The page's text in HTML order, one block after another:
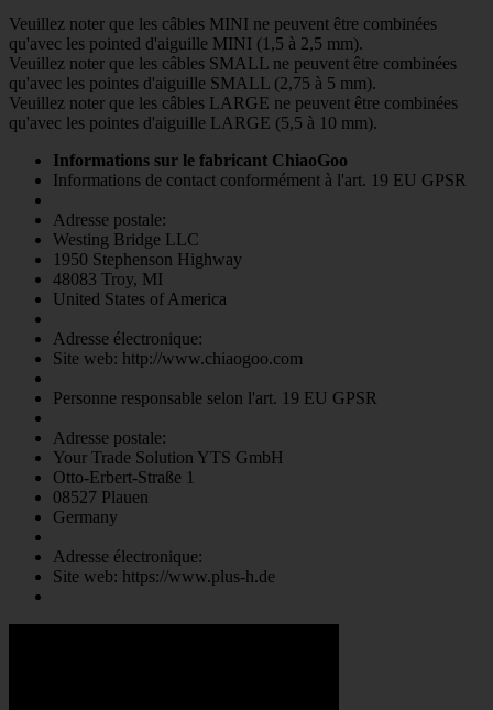
Veuillez noter que les câbles MINI ne peuvent être combinées
qu'avec les pointed d'aiguille MINI (1,5 à 2,5 mm).
Veuillez noter que les câbles SMALL ne peuvent être combinées
qu'avec les pointes d'aiguille SMALL (2,75 à 5 mm).
Veuillez noter que les câbles LARGE ne peuvent être combinées
qu'avec les pointes d'aiguille LARGE (5,5 à 10 mm).
Informations sur le fabricant ChiaoGoo
Informations de contact conformément à l'art. 19 EU GPSR
Adresse postale:
Westing Bridge LLC
1950 Stephenson Highway
48083 Troy, MI
United States of America
Adresse électronique:
Site web: http://www.chiaogoo.com
Personne responsable selon l'art. 19 EU GPSR
Adresse postale:
Your Trade Solution YTS GmbH
Otto-Erbert-Straße 1
08527 Plauen
Germany
Adresse électronique:
Site web: https://www.plus-h.de